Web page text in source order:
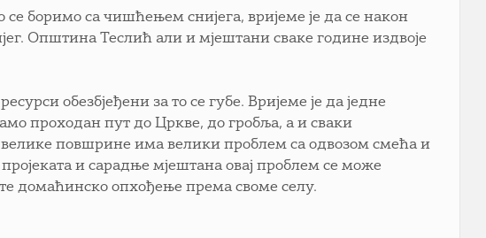
боримо са чишћењем снијега, вријеме је да се након
Општина Теслић али и мјештани сваке године издвоје
обезбјеђени за то се губе. Вријеме је да једне
проходан пут до Цркве, до гробља, а и сваки
повшрине има велики проблем са одвозом смећа и
и сарадње мјештана овај проблем се може
домаћинско опхођење према своме селу.